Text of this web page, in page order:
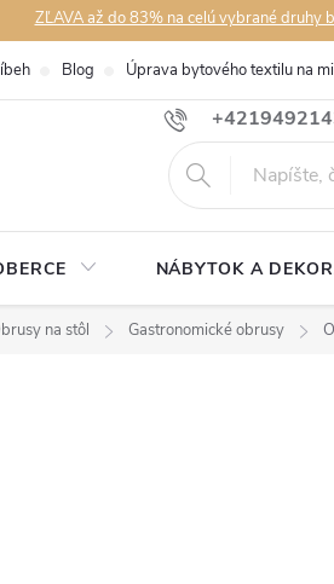
ZĽAVA až do 83% na celú vybrané druhy
Blog Úprava bytového textilu na
NÁBYTOK A
na stôl Gastronomické obrusy